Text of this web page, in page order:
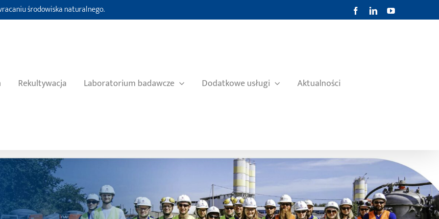
środowiska naturalnego. FacebookLinkedInYouTube
Rekultywacja Laboratorium badawcze Dodatkowe usługi Aktualności